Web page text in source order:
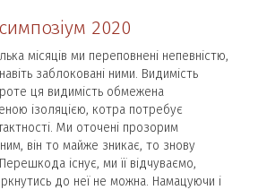
2020
місяців ми переповнені непевністю,
заблоковані ними. Видимість
ця видимість обмежена
ізоляцією, котра потребує
Ми оточені прозорим
він то майже зникає, то знову
існує, ми її відчуваємо,
до неї не можна. Намацуючи і